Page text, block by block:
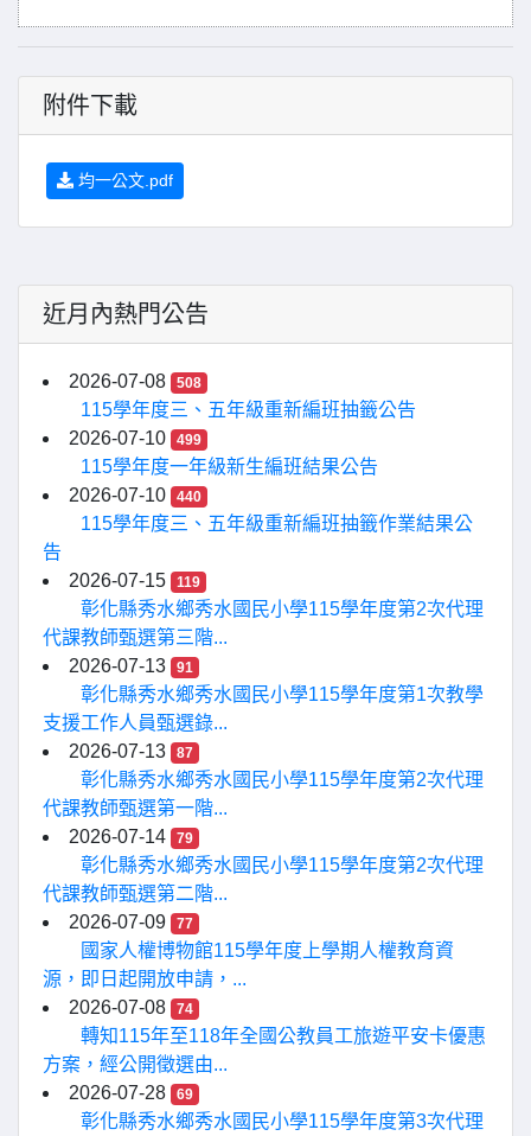
附件下載
均一公文.pdf
近月內熱門公告
2026-07-08 508
115學年度三、五年級重新編班抽籤公告
2026-07-10
499
115學年度一年級新生編班結果公告
2026-07-10
440
115學年度三、五年級重新編班抽籤作業結果公
告
2026-07-15
119
彰化縣秀水鄉秀水國民小學115學年度第2次代理
代課教師甄選第三階...
2026-07-13
91
彰化縣秀水鄉秀水國民小學115學年度第1次教學
支援工作人員甄選錄...
2026-07-13
87
彰化縣秀水鄉秀水國民小學115學年度第2次代理
代課教師甄選第一階...
2026-07-14
79
彰化縣秀水鄉秀水國民小學115學年度第2次代理
代課教師甄選第二階...
2026-07-09
77
國家人權博物館115學年度上學期人權教育資
源，即日起開放申請，...
2026-07-08
74
轉知115年至118年全國公教員工旅遊平安卡優惠
方案，經公開徵選由...
2026-07-28
69
彰化縣秀水鄉秀水國民小學115學年度第3次代理